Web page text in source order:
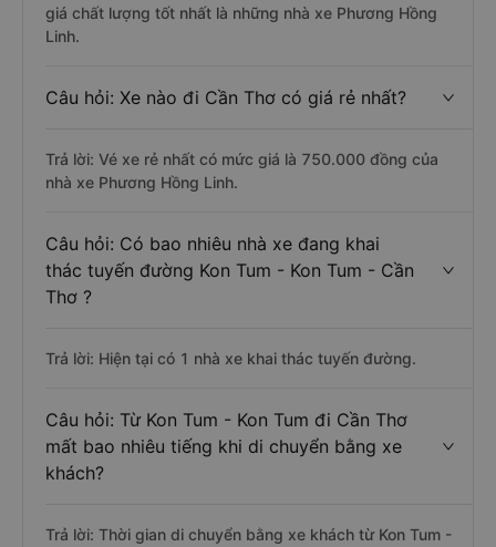
giá chất lượng tốt nhất là những nhà xe Phương Hồng
Linh.
Câu hỏi: Xe nào đi Cần Thơ có giá rẻ nhất?
Trả lời: Vé xe rẻ nhất có mức giá là 750.000 đồng của
nhà xe Phương Hồng Linh.
Câu hỏi: Có bao nhiêu nhà xe đang khai
thác tuyến đường Kon Tum - Kon Tum - Cần
Thơ ?
Trả lời: Hiện tại có 1 nhà xe khai thác tuyến đường.
Câu hỏi: Từ Kon Tum - Kon Tum đi Cần Thơ
mất bao nhiêu tiếng khi di chuyển bằng xe
khách?
Trả lời: Thời gian di chuyển bằng xe khách từ Kon Tum -